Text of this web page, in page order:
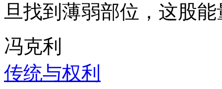
旦找到薄弱部位，这股
冯克利
传统与权利